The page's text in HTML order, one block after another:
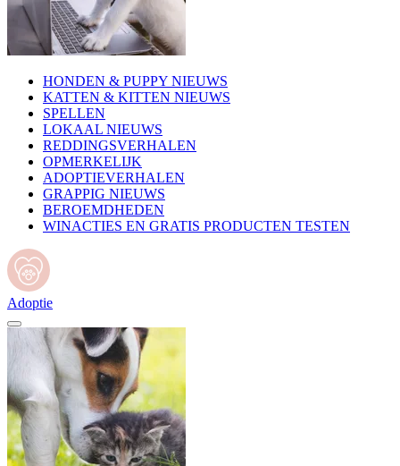
HONDEN & PUPPY NIEUWS
KATTEN & KITTEN NIEUWS
SPELLEN
LOKAAL NIEUWS
REDDINGSVERHALEN
OPMERKELIJK
ADOPTIEVERHALEN
GRAPPIG NIEUWS
BEROEMDHEDEN
WINACTIES EN GRATIS PRODUCTEN TESTEN
Adoptie